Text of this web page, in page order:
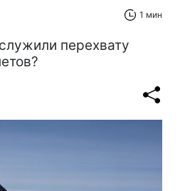
1 мин
перехвату